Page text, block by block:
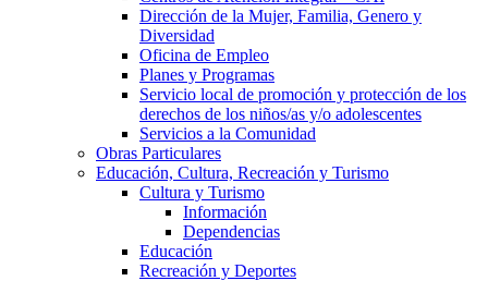
Dirección de la Mujer, Familia, Genero y
Diversidad
Oficina de Empleo
Planes y Programas
Servicio local de promoción y protección de los
derechos de los niños/as y/o adolescentes
Servicios a la Comunidad
Obras Particulares
Educación, Cultura, Recreación y Turismo
Cultura y Turismo
Información
Dependencias
Educación
Recreación y Deportes